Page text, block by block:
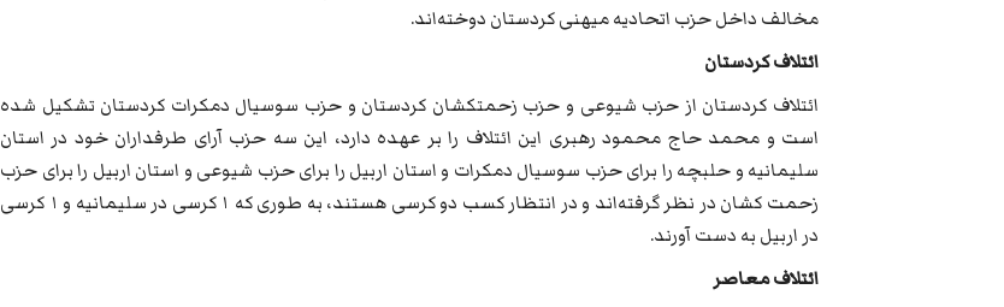
مخالف داخل حزب اتحادیه میهنی کردستان دوخته‌اند.
ائتلاف کردستان
ائتلاف کردستان از حزب شیوعی و حزب زحمتکشان کردستان و حزب سوسیال دمکرات کردستان تشکیل شده
است و محمد حاج محمود رهبری این ائتلاف را بر عهده دارد، این سه حزب آرای طرفداران خود در استان
سلیمانیه و حلبچه را برای حزب سوسیال دمکرات و استان اربیل را برای حزب شیوعی و استان اربیل را برای حزب
زحمت کشان در نظر گرفته‌اند و در انتظار کسب دو کرسی هستند، به طوری که ۱ کرسی در سلیمانیه و ۱ کرسی
در اربیل به دست آورند.
ائتلاف معاصر